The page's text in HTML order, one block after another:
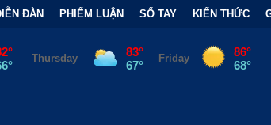
ĐÀN PHIẾM LUẬN SỔ TAY KIẾN THỨC